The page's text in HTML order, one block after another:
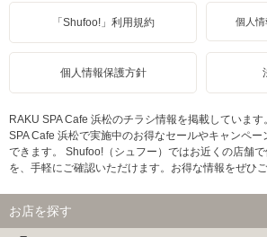
「Shufoo!」利用規約 個人情
個人情報保護方針
RAKU SPA Cafe 浜松のチラシ情報を掲載していま
SPA Cafe 浜松で実施中のお得なセールやキャンペ
できます。 Shufoo!（シュフー）ではお近くの店舗
を、手軽にご確認いただけます。お得な情報をぜひご
お店を探す